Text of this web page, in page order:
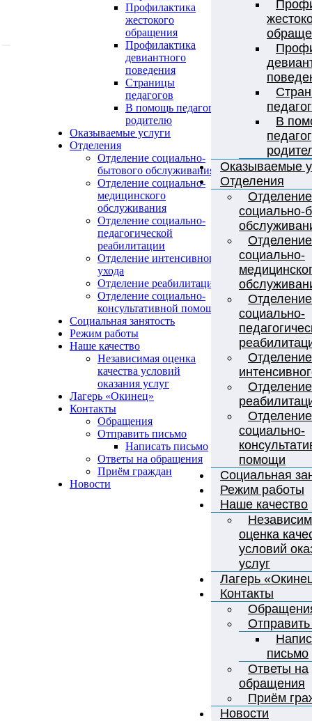
Профилактика
жестокого
обращения
Профилактика
девиантного
поведения
Страницы
педагогов
В помощь педагогу,
родителю
Оказываемые услуги
Отделения
Отделение социально-
бытового обслуживания
Отделение социально-
медицинского
обслуживания
Отделение социально-
педагогической
реабилитации
Отделение интенсивного
ухода
Отделение реабилитации
Отделение социально-
консультативной помощи
Социальная занятость
Режим работы
Наше качество
Независимая оценка
качества условий
оказания услуг
Лагерь «Окинец»
Контакты
Обращения
Отправить письмо
Написать письмо
Ответы на обращения
Приём граждан
Новости
В
Оказываемые
Отделения
Отделение
социально-
Отделение
социально-
Отделение
социально-
Отделение
Отделение
Отделение
социально-
помощи
Социальная
Режим работы
Наше качество
оценка
условий
услуг
Лагерь
Контакты
письмо
Ответы на
обращения
Приём
Новости